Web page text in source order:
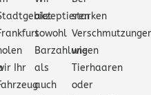
Ihr
akzeptieren
sowohl
Barzahlungen
als
auch
starken
wie
Tierhaaren
oder